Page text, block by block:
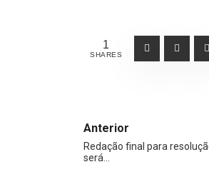
1
SHARES
Anterior
Redação final para
será…